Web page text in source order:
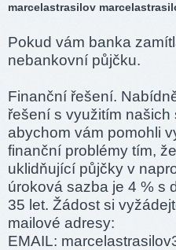
marcelastrasilov
Pokud vám banka
nebankovní půjčku.
Finanční řešení.
řešení s využitím našich
abychom vám pomohli
finanční problémy tím,
uklidňující půjčky v
úroková sazba je 4 % s
35 let. Žádost si
mailové adresy:
EMAIL: